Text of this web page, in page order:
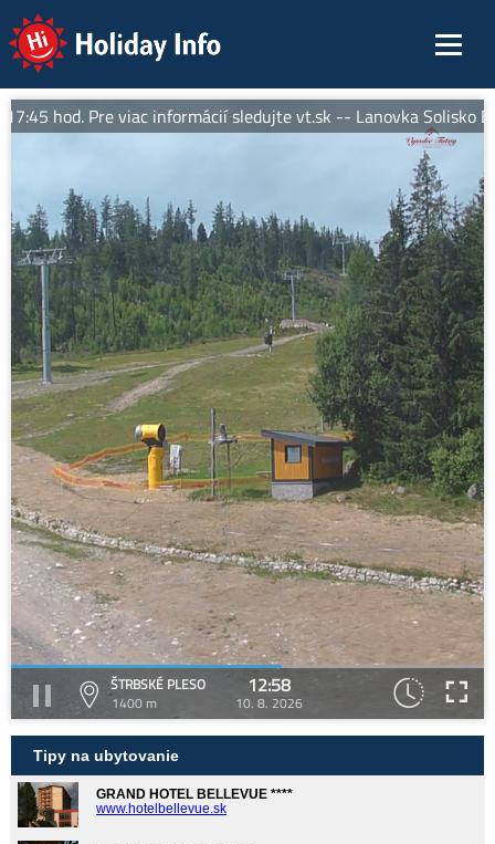
Holiday Info
hod. Pre viac informácií sledujte vt.sk -- Lanovka Solisko
ŠTRBSKÉ PLESO
1400 m
12:58
10. 8. 2026
Tipy na ubytovanie
GRAND HOTEL BELLEVUE ****
www.hotelbellevue.sk